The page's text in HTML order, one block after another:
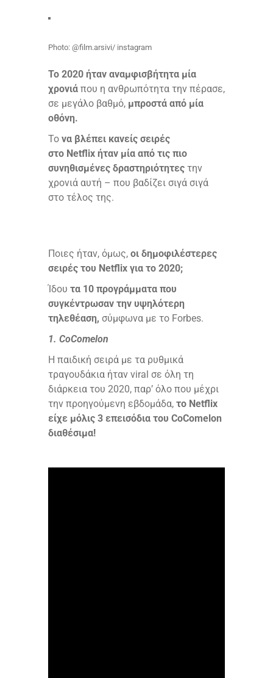
Photo: @film.arsivi/ instagram
To 2020 ήταν αναμφισβήτητα μία
χρονιά που η ανθρωπότητα την πέρασε,
σε μεγάλο βαθμό, μπροστά από μία
οθόνη.
Το να βλέπει κανείς σειρές
στο Netflix ήταν μία από τις πιο
συνηθισμένες δραστηριότητες την
χρονιά αυτή – που βαδίζει σιγά σιγά
στο τέλος της.
Ποιες ήταν, όμως, οι δημοφιλέστερες
σειρές του Netflix για το 2020;
Ίδου τα 10 προγράμματα που
συγκέντρωσαν την υψηλότερη
τηλεθέαση, σύμφωνα με το Forbes.
1. CoComelon
H παιδική σειρά με τα ρυθμικά
τραγουδάκια ήταν viral σε όλη τη
διάρκεια του 2020, παρ’ όλο που μέχρι
την προηγούμενη εβδομάδα, το Netflix
είχε μόλις 3 επεισόδια του CoComelon
διαθέσιμα!